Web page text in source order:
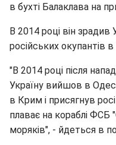
в бухті Балаклава на
В 2014 році він зрадив
російських окупантів
"В 2014 році після
Україну вийшов в
в Крим і присягнув
плаває на кораблі ФСБ
моряків", - йдеться в